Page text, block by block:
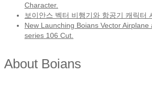
Character.
보이안스 벡터 비행기와 항공기 캐릭터
New Launching Boians Vector
series 106 Cut.
About Boians